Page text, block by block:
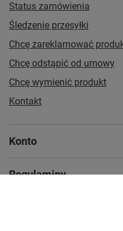
Status zamówienia
Śledzenie przesyłki
Chcę zareklamować
Chcę odstąpić od umowy
Chcę wymienić produkt
Kontakt
Konto
Regulaminy